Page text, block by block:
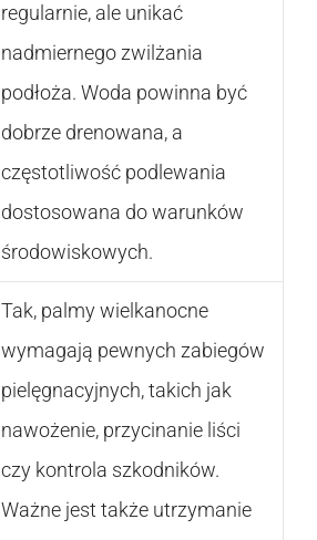
regularnie, ale unikać
nadmiernego zwilżania
podłoża. Woda powinna być
dobrze drenowana, a
częstotliwość podlewania
dostosowana do warunków
środowiskowych.
Tak, palmy wielkanocne
wymagają pewnych zabiegów
pielęgnacyjnych, takich jak
nawożenie, przycinanie liści
czy kontrola szkodników.
Ważne jest także utrzymanie